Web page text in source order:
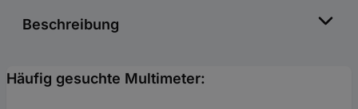
Beschreibung
Häufig gesuchte Multimeter: